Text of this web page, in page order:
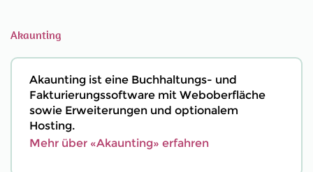
Akaunting
Akaunting ist eine Buchhaltungs- und
Fakturierungssoftware mit Weboberfläche
sowie Erweiterungen und optionalem
Hosting.
Mehr über «Akaunting» erfahren